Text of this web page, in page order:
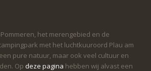
het merengebied en de
met het luchtkuuroord Plau am
pure natuur, maar ook veel cultuur en
Op deze pagina hebben wij alvast een